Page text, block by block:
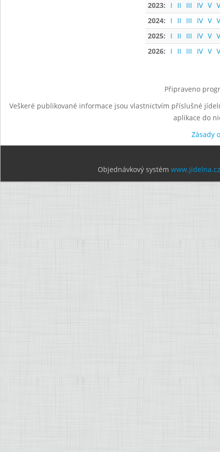
2023:
I II III IV V
2024:
I II III IV V
2025:
I II III IV V
2026:
I II III IV V
Připraveno
Veškeré publikované informace jsou vlastnictvím příslušné
aplikace do
Zásady
Objednávkový systém www.jidelna.cz